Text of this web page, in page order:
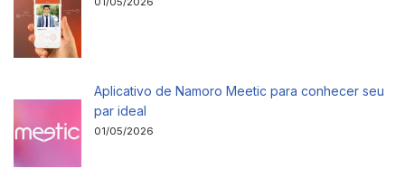
Aplicativo de Namoro Meetic para conhecer seu
par ideal
01/05/2026